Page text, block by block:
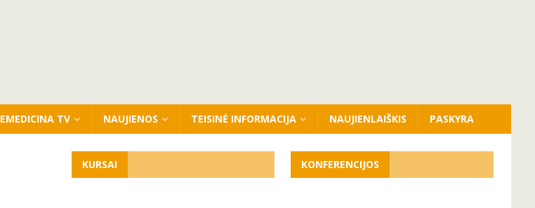
EMEDICINA TV NAUJIENOS TEISINĖ INFORMACIJA NAUJIENLAIŠKIS PASKYRA
KURSAI KONFERENCIJOS